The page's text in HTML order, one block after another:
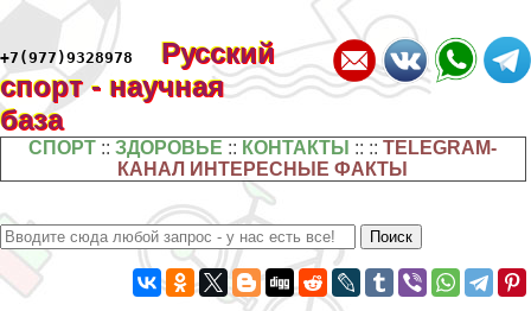
+7(977)9328978
Русский
спорт - научная
база
СПОРТ ::ЗДОРОВЬЕ :: КОНТАКТЫ :: ::TELEGRAM-
КАНАЛ ИНТЕРЕСНЫЕ ФАКТЫ